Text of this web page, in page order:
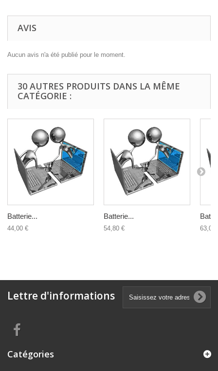
AVIS
Aucun avis n'a été publié pour le moment.
30 AUTRES PRODUITS DANS LA MÊME
CATÉGORIE :
Batterie...
44,00 €
Batterie...
54,80 € 63,00
Lettre d'informations
Catégories